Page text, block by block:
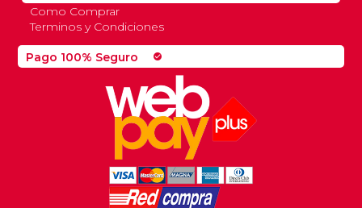
Pago 100% Seguro check_circle
Como Comprar
Terminos y Condiciones